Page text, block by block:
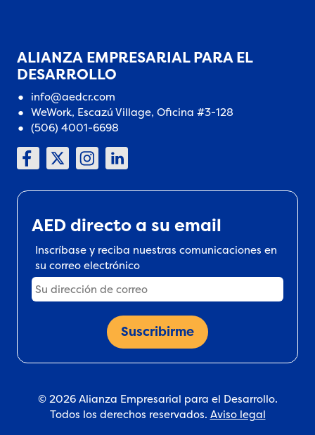
ALIANZA EMPRESARIAL PARA EL
DESARROLLO
info@aedcr.com
WeWork, Escazú Village, Oficina #3-128
(506) 4001-6698
AED directo a su email
Inscríbase y reciba nuestras comunicaciones en
su correo electrónico
© 2026 Alianza Empresarial para el Desarrollo.
Todos los derechos reservados. Aviso legal